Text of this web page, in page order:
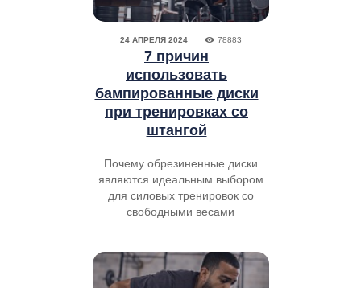
24 АПРЕЛЯ 2024 78883
7 причин
использовать
бампированные диски
при тренировках со
штангой
Почему обрезиненные диски
являются идеальным выбором
для силовых тренировок со
свободными весами